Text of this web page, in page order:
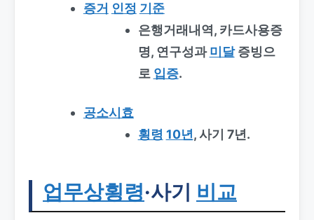
증거 인정 기준
은행거래내역, 카드사용증
명, 연구성과미달증빙으
로 입증.
공소시효
횡령 10년 , 사기 7년.
업무상횡령·사기 비교